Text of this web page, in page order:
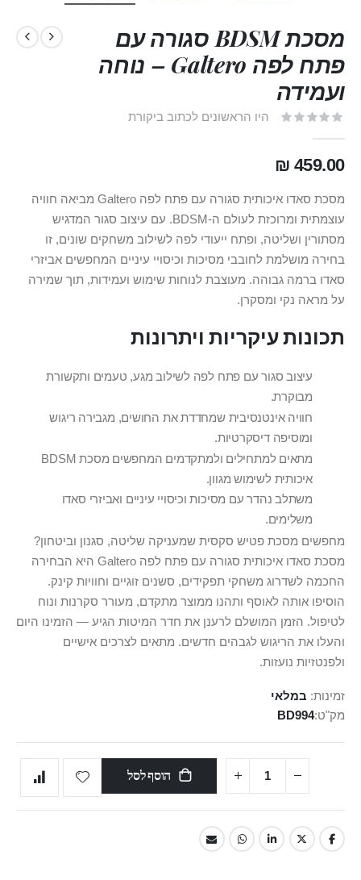
מסכת BDSM סגורה עם
פתח לפה Galtero – נוחה
ועמידה
היו הראשונים לכתוב ביקורת
459.00 ₪
מסכת סאדו איכותית סגורה עם פתח לפה Galtero מביאה חוויה
עוצמתית ומרוכזת לעולם ה-BDSM. עם עיצוב סגור המדגיש
מסתורין ושליטה, ופתח ייעודי לפה לשילוב משחקים שונים, זו
בחירה מושלמת לחובבי מסיכות וכיסויי עיניים המחפשים אביזרי
סאדו ברמה גבוהה. מעוצבת לנוחות שימוש ועמידות, תוך שמירה
על מראה נקי ומסקרן.
תכונות עיקריות ויתרונות
עיצוב סגור עם פתח לפה לשילוב מגע, טעמים ותקשורת
מבוקרת.
חוויה אינטנסיבית שמחדדת את החושים, מגבירה ריגוש
ומוסיפה דיסקרטיות.
מתאים למתחילים ולמתקדמים המחפשים מסכת BDSM
איכותית לשימוש מגוון.
משתלב נהדר עם מסיכות וכיסויי עיניים ואביזרי סאדו
משלימים.
מחפשים מסכת פטיש סקסית שמעניקה שליטה, סגנון וביטחון?
מסכת סאדו איכותית סגורה עם פתח לפה Galtero היא הבחירה
החכמה לשדרוג משחקי תפקידים, סשנים זוגיים וחוויות קינק.
הוסיפו אותה לאוסף ותהנו ממוצר מתקדם, מעורר סקרנות ונוח
לטיפול. הזמן המושלם לרענן את חדר המיטות הגיע — הזמינו היום
והעלו את הריגוש לגבהים חדשים. מתאים לצרכים אישיים
ולפנטזיות נועזות.
זמינות: במלאי
מק"ט BD994
הוסף לסל